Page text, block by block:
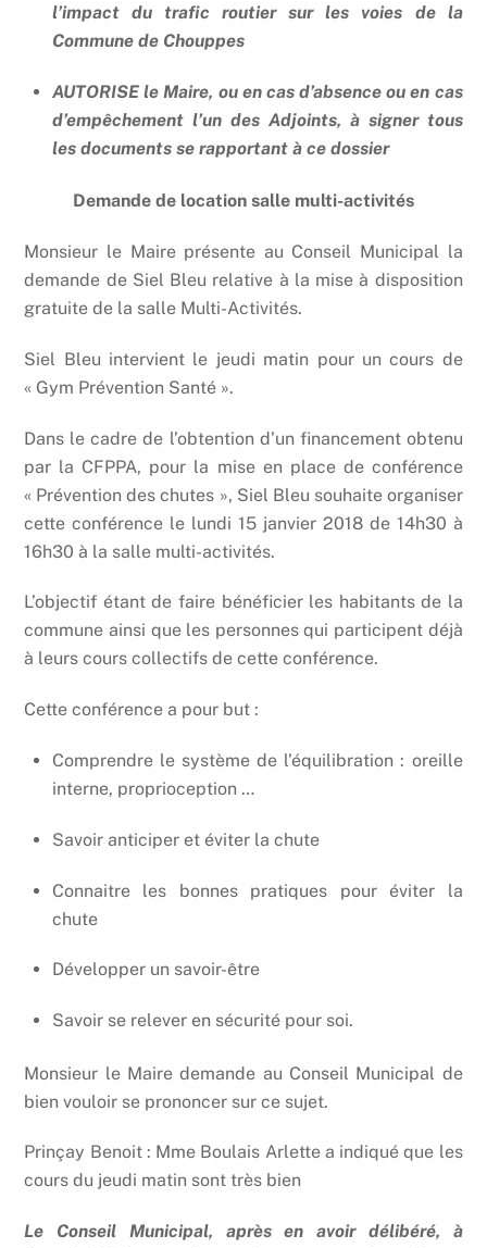
l’impact du trafic routier sur les voies de la
Commune de Chouppes
AUTORISE le Maire, ou en cas d’absence ou en cas
d’empêchement l’un des Adjoints, à signer tous
les documents se rapportant à ce dossier
Demande de location salle multi-activités
Monsieur le Maire présente au Conseil Municipal la
demande de Siel Bleu relative à la mise à disposition
gratuite de la salle Multi-Activités.
Siel Bleu intervient le jeudi matin pour un cours de
« Gym Prévention Santé ».
Dans le cadre de l’obtention d’un financement obtenu
par la CFPPA, pour la mise en place de conférence
« Prévention des chutes », Siel Bleu souhaite organiser
cette conférence le lundi 15 janvier 2018 de 14h30 à
16h30 à la salle multi-activités.
L’objectif étant de faire bénéficier les habitants de la
commune ainsi que les personnes qui participent déjà
à leurs cours collectifs de cette conférence.
Cette conférence a pour but :
Comprendre le système de l’équilibration : oreille
interne, proprioception …
Savoir anticiper et éviter la chute
Connaitre les bonnes pratiques pour éviter la
chute
Développer un savoir-être
Savoir se relever en sécurité pour soi.
Monsieur le Maire demande au Conseil Municipal de
bien vouloir se prononcer sur ce sujet.
Prinçay Benoit : Mme Boulais Arlette a indiqué que les
cours du jeudi matin sont très bien
Le Conseil Municipal, après en avoir délibéré, à